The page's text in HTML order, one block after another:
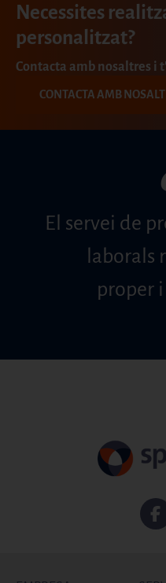
Necessites
personalitzat?
Contacta amb nosaltres i
CONTACTA AMB
El servei de
laborals
proper